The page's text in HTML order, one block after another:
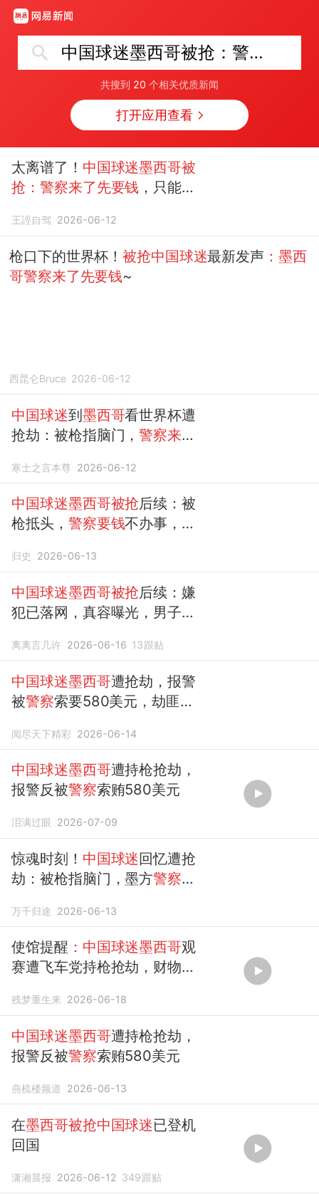
中国球迷墨西哥被抢：警察来了先要钱
共搜到 20 个相关优质新闻
打开应用查看
太离谱了！ 中国球迷墨西哥被
抢：警察来了先要钱 ，只能花
王誙自驾 2026-06-12
枪口下的世界杯！被抢中国球迷最新发声：墨西
哥警察来了先要钱~
西昆仑Bruce 2026-06-12
中国球迷到墨西哥看世界杯遭
抢劫：被枪指脑门，警察来了
寒士之言本尊 2026-06-12
中国球迷墨西哥被抢后续：被
枪抵头， 警察要钱不办事，中
归史 2026-06-13
中国球迷墨西哥被抢后续：嫌
犯已落网，真容曝光，男子发
离离言几许 2026-06-16 13跟贴
中国球迷墨西哥遭抢劫，报警
被警察索要580美元，劫匪一
阅尽天下精彩 2026-06-14
中国球迷墨西哥遭持枪抢劫，
报警反被警察索贿580美元
泪满过眼 2026-07-09
惊魂时刻！ 中国球迷回忆遭抢
劫：被枪指脑门，墨方警察来
万千归途 2026-06-13
使馆提醒 ：中国球迷墨西哥观
赛遭飞车党持枪抢劫，财物尽
残梦重生来 2026-06-18
中国球迷墨西哥遭持枪抢劫，
报警反被警察索贿580美元
燕梳楼频道 2026-06-13
在墨西哥被抢中国球迷已登机
回国
潇湘晨报 2026-06-12 349跟贴